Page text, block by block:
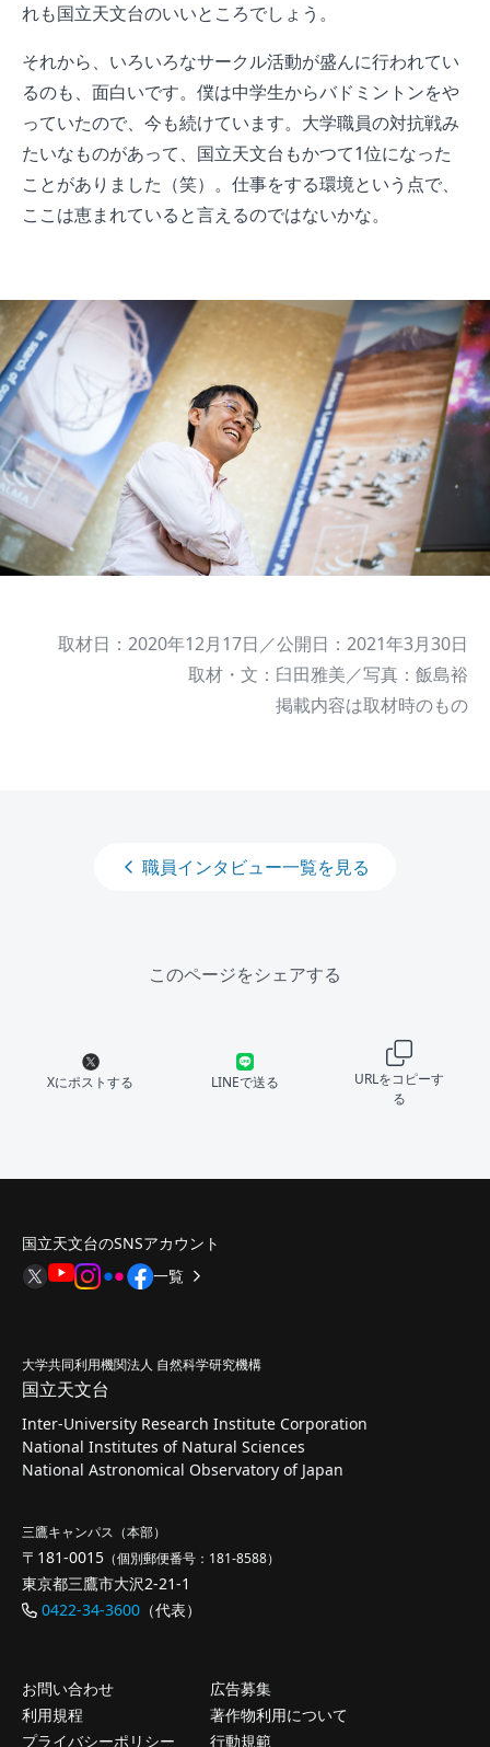
れも国立天文台のいいところでしょう。
それから、いろいろなサークル活動が盛んに行われてい
るのも、面白いです。僕は中学生からバドミントンをや
っていたので、今も続けています。大学職員の対抗戦み
たいなものがあって、国立天文台もかつて1位になった
ことがありました（笑）。仕事をする環境という点で、
ここは恵まれていると言えるのではないかな。
取材日：2020年12月17日／公開日：2021年3月30日
取材・文：臼田雅美／写真：飯島裕
掲載内容は取材時のもの
職員インタビュー一覧を見る
このページをシェアする
Xにポストする LINEで送る
URLをコピーす
る
国立天文台のSNSアカウント
一覧
大学共同利用機関法人 自然科学研究機構
国立天文台
Inter-University Research Institute Corporation
National Institutes of Natural Sciences
National Astronomical Observatory of Japan
三鷹キャンパス（本部）
〒181-0015 （個別郵便番号：181-8588）
東京都三鷹市大沢2-21-1
0422-34-3600 （代表）
お問い合わせ
広告募集
利用規程
著作物利用について
プライバシーポリシー
行動規範